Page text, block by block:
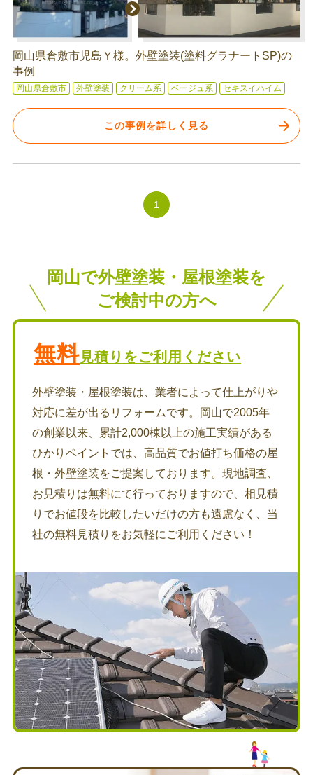
岡山県倉敷市児島Ｙ様。外壁塗装(塗料グラナートSP)の
事例
岡山県倉敷市 外壁塗装 クリーム系 ベージュ系 セキスイハイム
この事例を詳しく見る
1
岡山で外壁塗装・屋根塗装を
ご検討中の方へ
無料見積りをご利用ください
外壁塗装・屋根塗装は、業者によって仕上がりや
対応に差が出るリフォームです。岡山で2005年
の創業以来、累計2,000棟以上の施工実績がある
ひかりペイントでは、高品質でお値打ち価格の屋
根・外壁塗装をご提案しております。現地調査、
お見積りは無料にて行っておりますので、相見積
りでお値段を比較したいだけの方も遠慮なく、当
社の無料見積りをお気軽にご利用ください！